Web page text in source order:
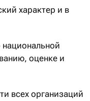
характер и в
оценке и
всех организаций